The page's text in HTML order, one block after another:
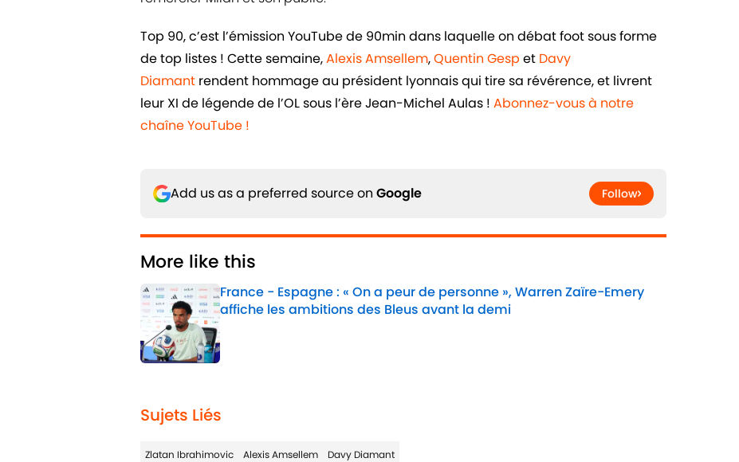
Top 90, c’est l’émission YouTube de 90min dans laquelle on débat foot sous forme
de top listes ! Cette semaine,Alexis Amsellem,Quentin Gesp et Davy
Diamant rendent hommage au président lyonnais qui tire sa révérence, et livrent
leur XI de légende de l’OL sous l’ère Jean-Michel Aulas ! Abonnez-vous à notre
chaîne YouTube !
Add us as a preferred source on Google Follow
More like this
France - Espagne : « On a peur de personne », Warren Zaïre-Emery
affiche les ambitions des Bleus avant la demi
Sujets Liés
Zlatan Ibrahimovic Alexis Amsellem Davy Diamant